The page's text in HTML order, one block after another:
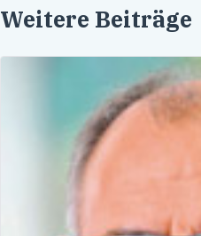
Weitere Beiträge